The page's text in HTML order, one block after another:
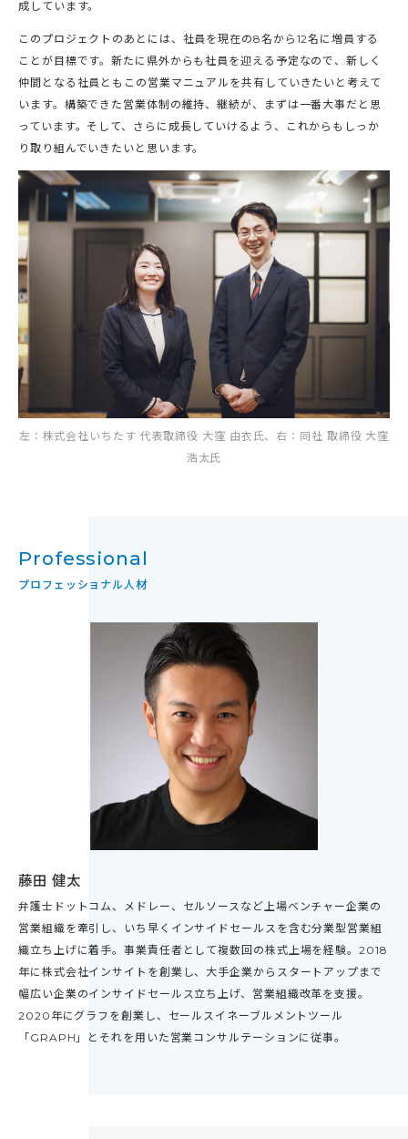
成しています。
このプロジェクトのあとには、社員を現在の8名から12名に増員する
ことが目標です。新たに県外からも社員を迎える予定なので、新しく
仲間となる社員ともこの営業マニュアルを共有していきたいと考えて
います。構築できた営業体制の維持、継続が、まずは一番大事だと思
っています。そして、さらに成長していけるよう、これからもしっか
り取り組んでいきたいと思います。
左：株式会社いちたす 代表取締役 大窪 由衣氏、右：同社 取締役 大窪
浩太氏
Professional
プロフェッショナル人材
藤田 健太
弁護士ドットコム、メドレー、セルソースなど上場ベンチャー企業の
営業組織を牽引し、いち早くインサイドセールスを含む分業型営業組
織立ち上げに着手。事業責任者として複数回の株式上場を経験。2018
年に株式会社インサイトを創業し、大手企業からスタートアップまで
幅広い企業のインサイドセールス立ち上げ、営業組織改革を支援。
2020年にグラフを創業し、セールスイネーブルメントツール
「GRAPH」とそれを用いた営業コンサルテーションに従事。